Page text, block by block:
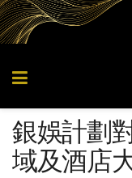
銀娛計劃
域及酒店